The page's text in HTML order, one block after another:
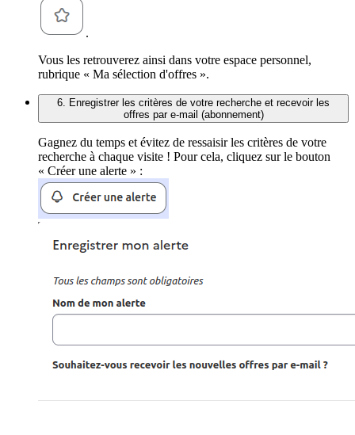
.
Vous les retrouverez ainsi dans votre espace personnel,
rubrique « Ma sélection d'offres ».
6. Enregistrer les critères de votre recherche et recevoir les
offres par e-mail (abonnement)
Gagnez du temps et évitez de ressaisir les critères de votre
recherche à chaque visite ! Pour cela, cliquez sur le bouton
« Créer une alerte » :